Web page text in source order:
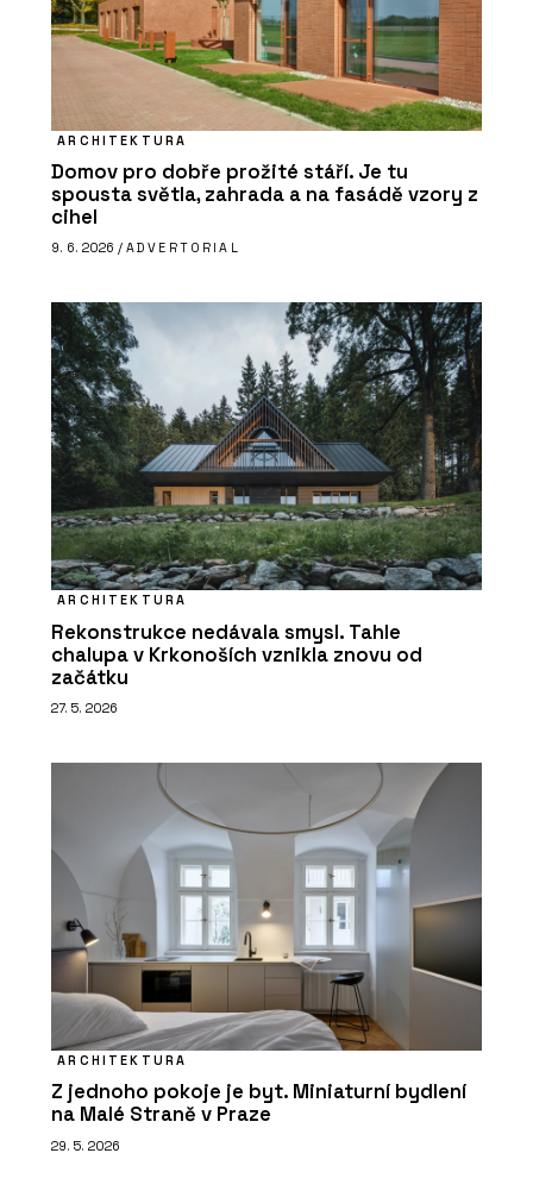
ARCHITEKTURA
Domov pro dobře prožité stáří. Je tu
spousta světla, zahrada a na fasádě vzory z
cihel
9. 6. 2026 / ADVERTORIAL
ARCHITEKTURA
Rekonstrukce nedávala smysl. Tahle
chalupa v Krkonoších vznikla znovu od
začátku
27. 5. 2026
ARCHITEKTURA
Z jednoho pokoje je byt. Miniaturní bydlení
na Malé Straně v Praze
29. 5. 2026